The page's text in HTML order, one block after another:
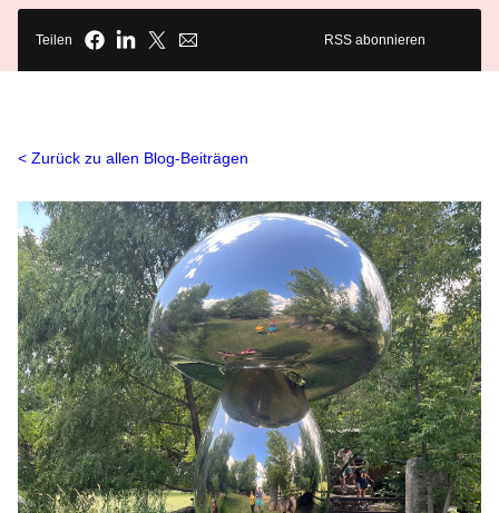
Teilen RSS abonnieren
Zurück zu allen Blog-Beiträgen